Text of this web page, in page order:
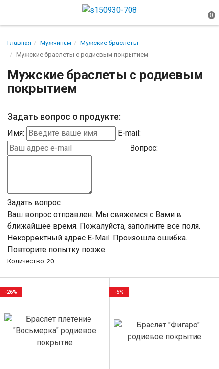
Главная Мужчинам
Мужские браслеты
Мужские браслеты с родиевым покрытием
Мужские браслеты с родиевым
покрытием
Задать вопрос о продукте:
Имя:
E-mail:
Вопрос:
Задать вопрос
Ваш вопрос отправлен. Мы свяжемся с Вами в
ближайшее время. Пожалуйста, заполните все поля.
Некорректный адрес E-Mail. Произошла ошибка.
Повторите попытку позже.
Количество: 20
-26% -5%